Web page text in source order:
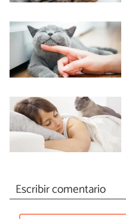
Escribir comentario